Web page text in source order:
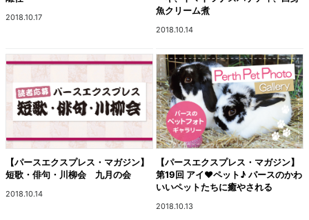
2018.10.17
魚クリーム煮
2018.10.14
【パースエクスプレス・マガジン】
短歌・俳句・川柳会 九月の会
2018.10.14
【パースエクスプレス・マガジン】
第19回 アイ♥ペット♪ パースのかわ
いいペットたちに癒やされる
2018.10.13